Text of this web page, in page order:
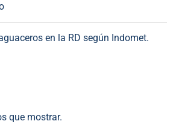
en la RD según Indomet.
que mostrar.